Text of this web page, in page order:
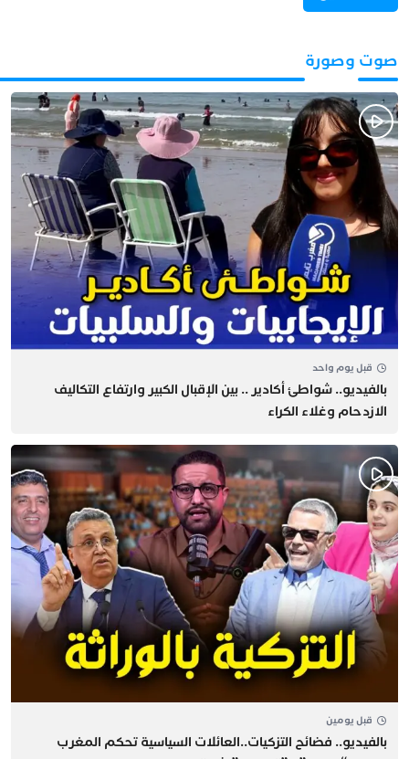
صوت وصورة
قبل يوم واحد
بالفيديو.. شواطئ أكادير .. بين الإقبال الكبير وارتفاع التكاليف
الازدحام وغلاء الكراء
قبل يومين
بالفيديو.. فضائح التزكيات..العائلات السياسية تحكم المغرب